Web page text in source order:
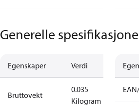
Generelle
Egenskaper Verdi
Bruttovekt
0.035
Kilogram